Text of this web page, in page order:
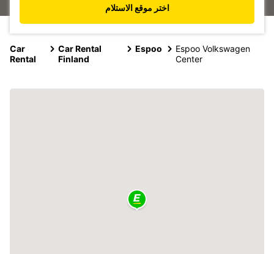
اختر موقع الاستلام
Car
Rental
Car Rental
Finland
Espoo
Espoo Volkswagen
Center